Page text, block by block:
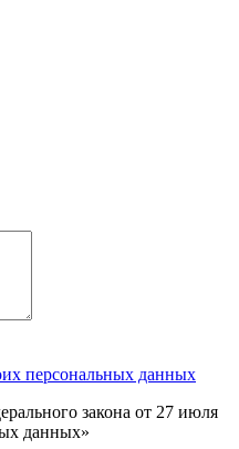
персональных данных
закона от 27 июля
данных»